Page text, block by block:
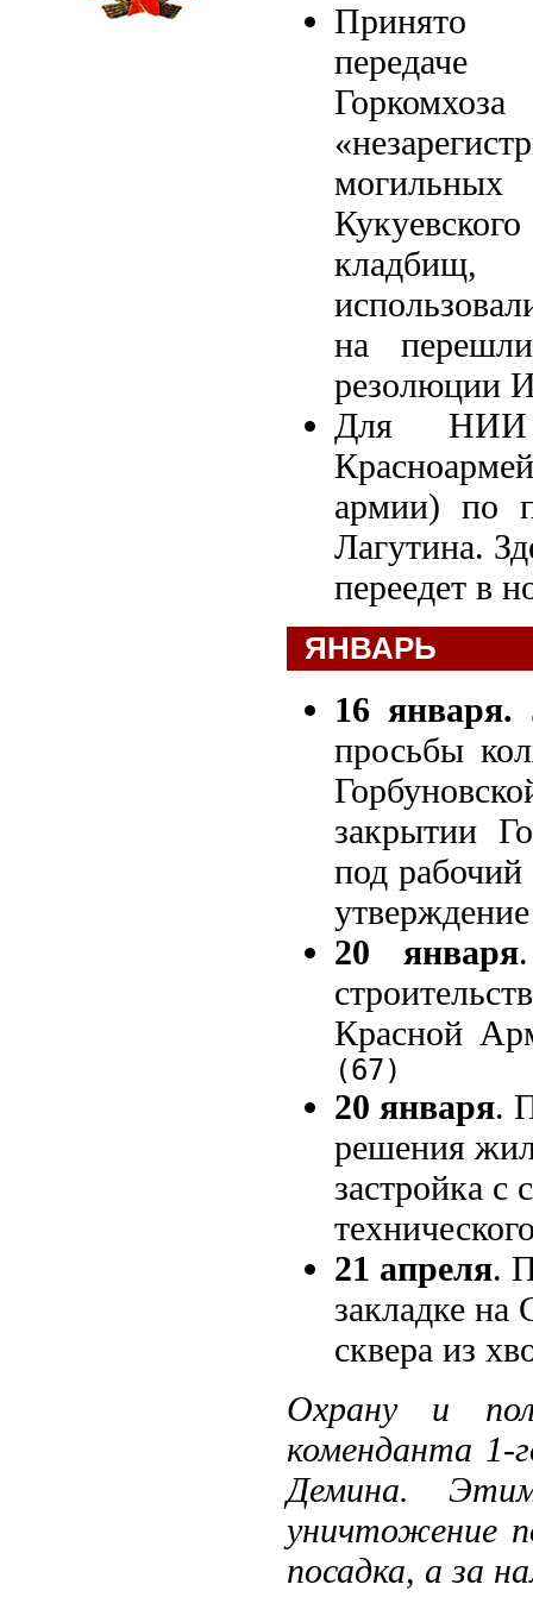
Принято
передаче
Горкомхоза
кладбищ,
на
резолюции
Для НИИ
армии) по
Лагутина.
переедет в
ЯНВАРЬ
16 января.
просьбы
закрытии
под
20 января
Красной
(67)
20 января.
решения
застройка с
21 апреля.
закладке на
сквера из
Охрану и
коменданта
Демина.
уничтожение
посадка, а за